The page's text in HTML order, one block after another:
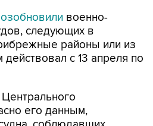
военно-
следующих в
районы или из
с 13 апреля по
его данным,